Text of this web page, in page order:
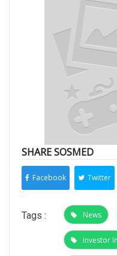
SHARE SOSMED
Facebook Twitter
Tags : News
Investor